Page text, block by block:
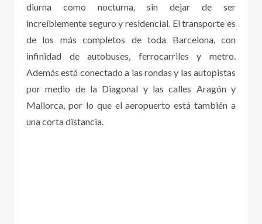
diurna como nocturna, sin dejar de ser
increíblemente seguro y residencial. El transporte es
de los más completos de toda Barcelona, con
infinidad de autobuses, ferrocarriles y metro.
Además está conectado a las rondas y las autopistas
por medio de la Diagonal y las calles Aragón y
Mallorca, por lo que el aeropuerto está también a
una corta distancia.